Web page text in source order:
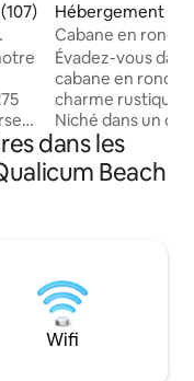
moyenne sur la
Hébergement ⋅
Cabane en
Escapade au
Évadez-vous
cabane en
charme rustique
Niché dans un
proximité
pied à terre idéal
de l'île de Vancouver.
plages, jouer au
du VTT, explorer
des fruits de mer
encore. La nuit, détendez-vous dans le
dans les
Beach
Wifi